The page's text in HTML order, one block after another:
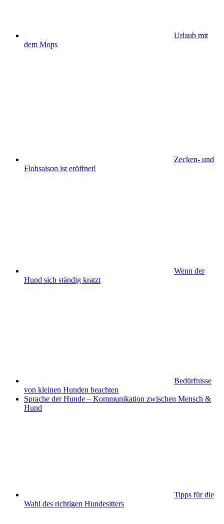
Urlaub mit
dem Mops
Zecken- und
Flohsaison ist eröffnet!
Wenn der
Hund sich ständig kratzt
Bedürfnisse
von kleinen Hunden beachten
Sprache der Hunde – Kommunikation zwischen Mensch &
Hund
Tipps für die
Wahl des richtigen Hundesitters